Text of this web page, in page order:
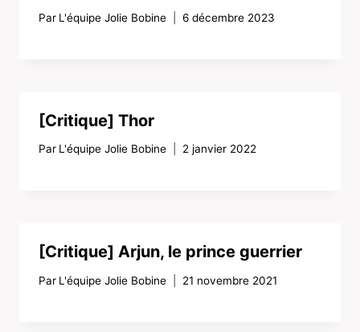
Par L'équipe Jolie Bobine 6 décembre 2023
[Critique] Thor
Par L'équipe Jolie Bobine 2 janvier 2022
[Critique] Arjun, le prince guerrier
Par L'équipe Jolie Bobine 21 novembre 2021